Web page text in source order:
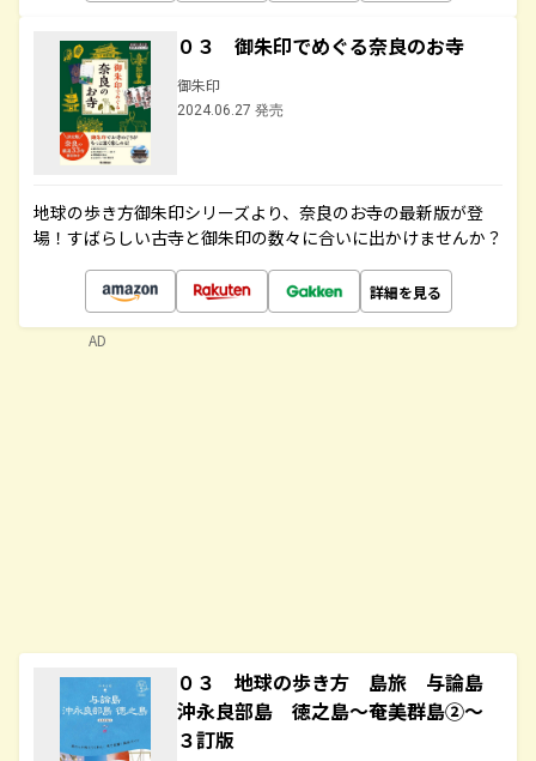
０３ 御朱印でめぐる奈良のお寺
御朱印
2024.06.27 発売
地球の歩き方御朱印シリーズより、奈良のお寺の最新版が登
場！すばらしい古寺と御朱印の数々に合いに出かけませんか？
詳細を見る
０３ 地球の歩き方 島旅 与論島
沖永良部島 徳之島～奄美群島②～
３訂版
AD